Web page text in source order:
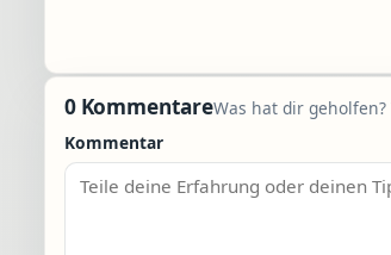
0 KommentareWas hat dir
Kommentar